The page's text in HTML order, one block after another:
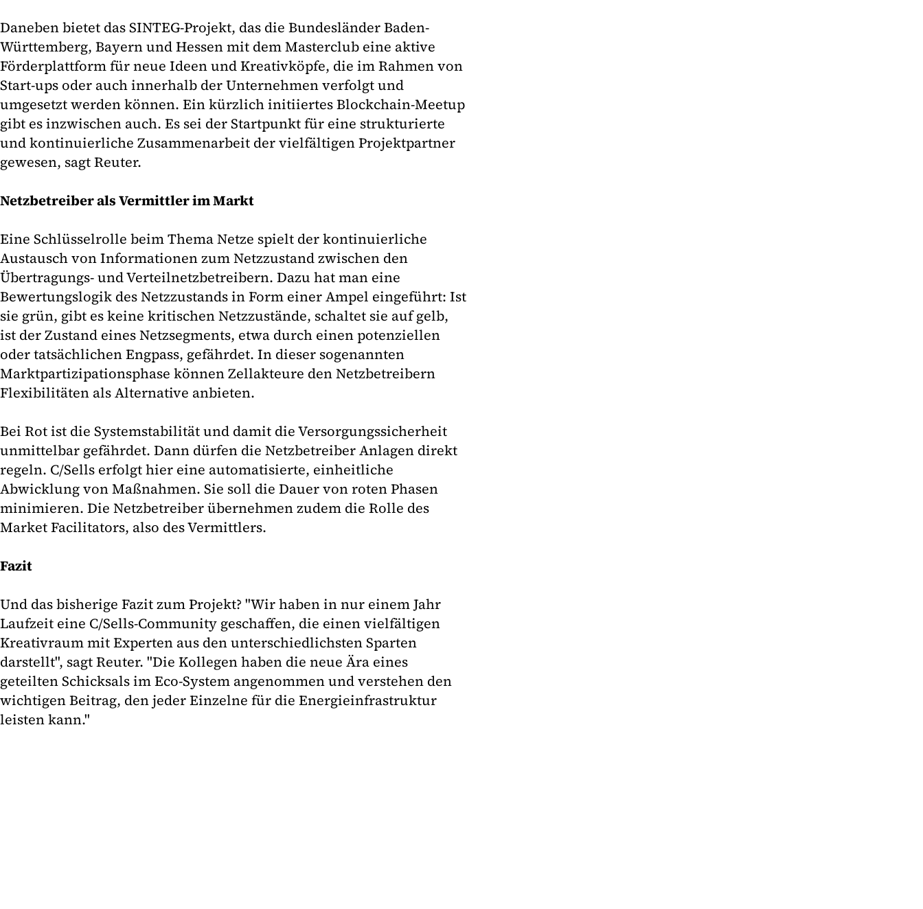
Daneben bietet das SINTEG-Projekt, das die Bundesländer Baden-
Württemberg, Bayern und Hessen mit dem Masterclub eine aktive
Förderplattform für neue Ideen und Kreativköpfe, die im Rahmen von
Start-ups oder auch innerhalb der Unternehmen verfolgt und
umgesetzt werden können. Ein kürzlich initiiertes Blockchain-Meetup
gibt es inzwischen auch. Es sei der Startpunkt für eine strukturierte
und kontinuierliche Zusammenarbeit der vielfältigen Projektpartner
gewesen, sagt Reuter.
Netzbetreiber als Vermittler im Markt
Eine Schlüsselrolle beim Thema Netze spielt der kontinuierliche
Austausch von Informationen zum Netzzustand zwischen den
Übertragungs- und Verteilnetzbetreibern. Dazu hat man eine
Bewertungslogik des Netzzustands in Form einer Ampel eingeführt: Ist
sie grün, gibt es keine kritischen Netzzustände, schaltet sie auf gelb,
ist der Zustand eines Netzsegments, etwa durch einen potenziellen
oder tatsächlichen Engpass, gefährdet. In dieser sogenannten
Marktpartizipationsphase können Zellakteure den Netzbetreibern
Flexibilitäten als Alternative anbieten.
Bei Rot ist die Systemstabilität und damit die Versorgungssicherheit
unmittelbar gefährdet. Dann dürfen die Netzbetreiber Anlagen direkt
regeln. C/Sells erfolgt hier eine automatisierte, einheitliche
Abwicklung von Maßnahmen. Sie soll die Dauer von roten Phasen
minimieren. Die Netzbetreiber übernehmen zudem die Rolle des
Market Facilitators, also des Vermittlers.
Fazit
Und das bisherige Fazit zum Projekt? "Wir haben in nur einem Jahr
Laufzeit eine C/Sells-Community geschaffen, die einen vielfältigen
Kreativraum mit Experten aus den unterschiedlichsten Sparten
darstellt", sagt Reuter. "Die Kollegen haben die neue Ära eines
geteilten Schicksals im Eco-System angenommen und verstehen den
wichtigen Beitrag, den jeder Einzelne für die Energieinfrastruktur
leisten kann."